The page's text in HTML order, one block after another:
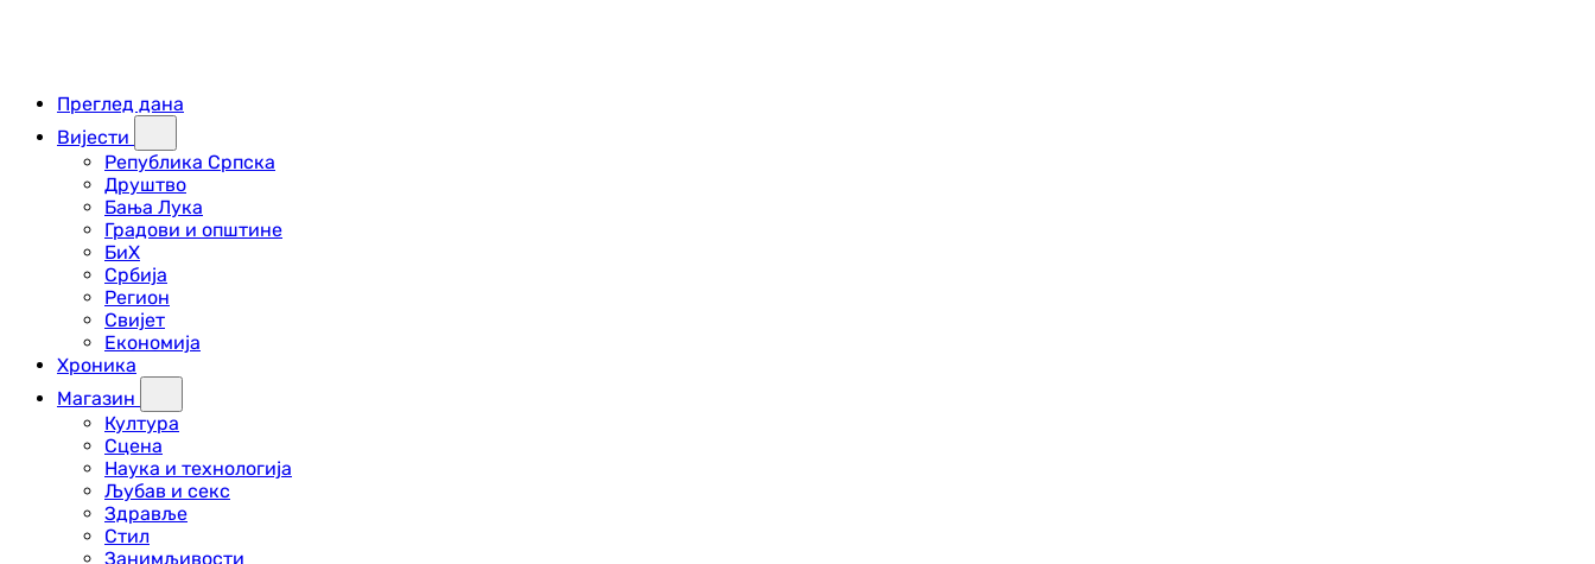
Преглед дана
Вијести
Република Српска
Друштво
Бања Лука
Градови и општине
БиХ
Србија
Регион
Свијет
Економија
Хроника
Магазин
Култура
Сцена
Наука и технологија
Љубав и секс
Здравље
Стил
Занимљивости